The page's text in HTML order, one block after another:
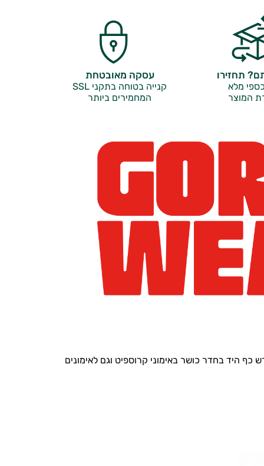
תחזירו
מלא
המוצר
עסקה מאובטחת
קנייה בטוחה בתקני SSL
המחמירים ביותר
היד בחדר כושר באימוני קרוספיט וגם לאימונים